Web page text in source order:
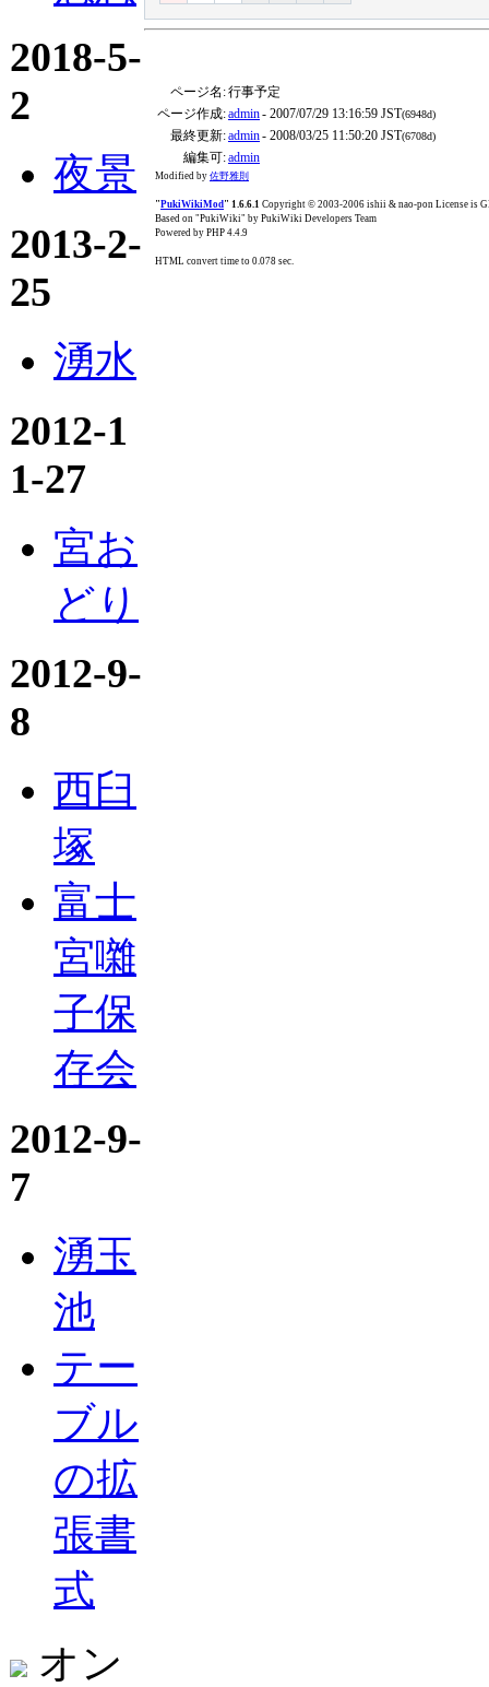
2018-5-
2
夜景
2013-2-
25
湧水
2012-1
1-27
宮お
どり
2012-9-
8
西臼
塚
富士
宮囃
子保
存会
2012-9-
7
湧玉
池
テー
ブル
の拡
張書
式
オン
ページ名:行事予定
ページ作成:admin- 2007/07/29 13:16:59 JST(6948d)
最終更新:admin- 2008/03/25 11:50:20 JST(6708d)
編集可:admin
Modified by 佐野雅則
"PukiWikiMod" 1.6.6.1 Copyright © 2003-2006 ishii & nao-pon License is
Based on "PukiWiki" by PukiWiki Developers Team
Powered by PHP 4.4.9
HTML convert time to 0.078 sec.